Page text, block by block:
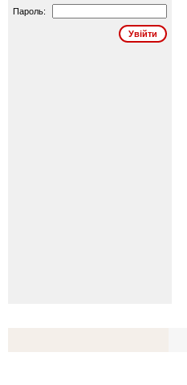
Пароль: